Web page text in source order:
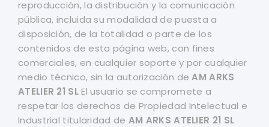
reproducción, la distribución y la comunicación
pública, incluida su modalidad de puesta a
disposición, de la totalidad o parte de los
contenidos de esta página web, con fines
comerciales, en cualquier soporte y por cualquier
medio técnico, sin la autorización deAM ARKS
ATELIER 21 SLEl usuario se compromete a
respetar los derechos de Propiedad Intelectual e
Industrial titularidad de AM ARKS ATELIER 21 SL